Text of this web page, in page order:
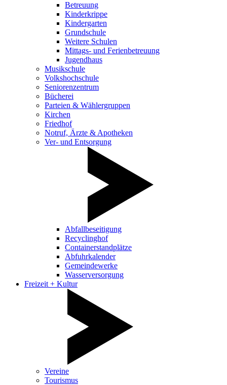
Betreuung
Kinderkrippe
Kindergarten
Grundschule
Weitere Schulen
Mittags- und Ferienbetreuung
Jugendhaus
Musikschule
Volkshochschule
Seniorenzentrum
Bücherei
Parteien & Wählergruppen
Kirchen
Friedhof
Notruf, Ärzte & Apotheken
Ver- und Entsorgung
Abfallbeseitigung
Recyclinghof
Containerstandplätze
Abfuhrkalender
Gemeindewerke
Wasserversorgung
Freizeit + Kultur
Vereine
Tourismus